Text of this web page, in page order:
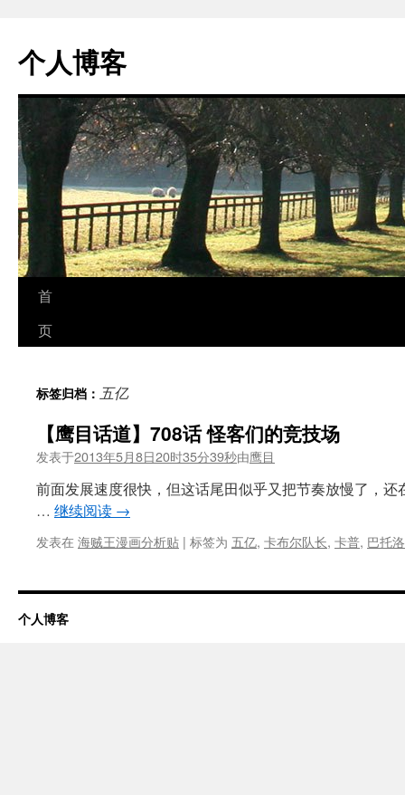
个人博客
跳
至
文
首
页
标签归档： 五亿
【鹰目话道】708话 怪客们的竞技场
发表于2013年5月8日20时35分39秒由鹰目
前面发展速度很快，但这话尾田似乎又把节奏放慢了，
… 继续阅读 →
发表在 海贼王漫画分析贴 | 标签为 五亿, 卡布尔队长, 卡普, 巴托
个人博客